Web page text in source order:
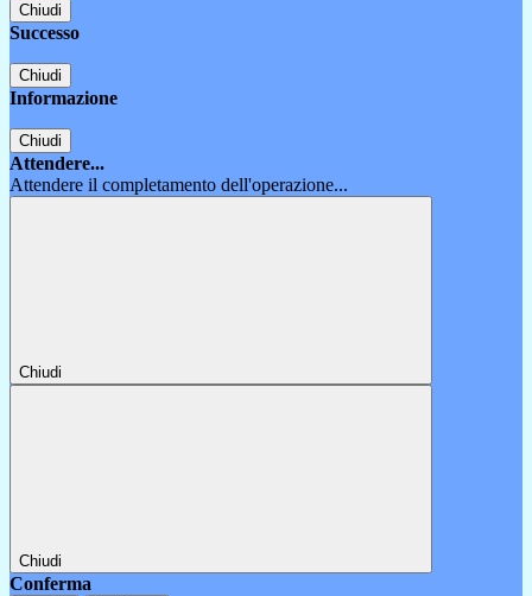
Chiudi
Successo
Chiudi
Informazione
Chiudi
Attendere...
Attendere il completamento dell'operazione...
Chiudi
Chiudi
Conferma